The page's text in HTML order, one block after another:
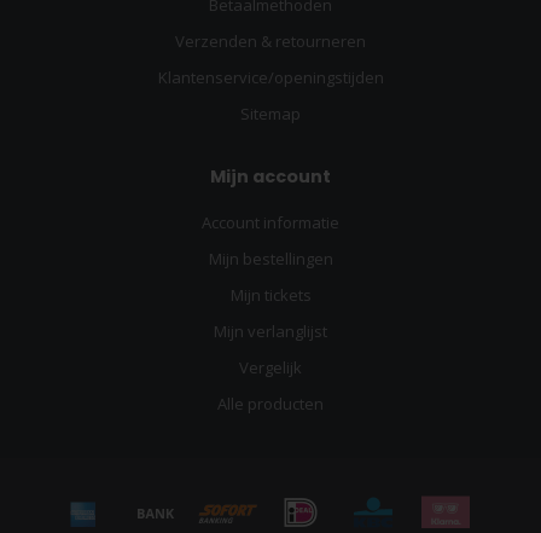
Betaalmethoden
Verzenden & retourneren
Klantenservice/openingstijden
Sitemap
Mijn account
Account informatie
Mijn bestellingen
Mijn tickets
Mijn verlanglijst
Vergelijk
Alle producten